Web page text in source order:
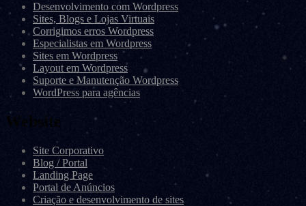
Desenvolvimento com Wordpress
Sites, Blogs e Lojas Virtuais
Corrigimos erros Wordpress
Especialistas em Wordpress
Sites em Wordpress
Layout em Wordpress
Suporte e Manutenção Wordpress
WordPress para agências
Website
Site Corporativo
Blog / Portal
Landing Page
Portal de Anúncios
Criação e desenvolvimento de sites